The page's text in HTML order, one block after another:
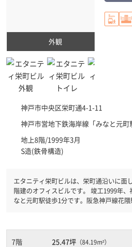
外観
神戸市中央区栄町通4-1-11
神戸市営地下鉄海岸線「みなと元町
地上8階/1999年3月
S造(鉄骨構造)
エタニティ栄町ビルは、栄町通沿いに面
階建のオフィスビルです。 竣工1999年、神戸市営地下鉄海岸線み
なと元町駅徒歩1分です。阪急神戸線花
されている方にオススメです。土日・祝
で自由に出入りが出来ます。駐車場完備
7階 25.47坪（84.19m²）